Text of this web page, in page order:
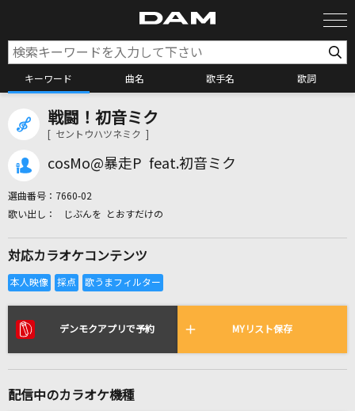
キーワード 曲名 歌手名 歌詞
カラオケ検索
全国りれき
リアルタイムで歌われている曲の一覧
戦闘！初音ミク
[ セントウハツネミク ]
cosMo@暴走P feat.初音ミク
選曲番号： 7660-02
じぶんを とおすだけの
対応カラオケコンテンツ
デンモクアプリで予約 MYリスト保存
配信中のカラオケ機種